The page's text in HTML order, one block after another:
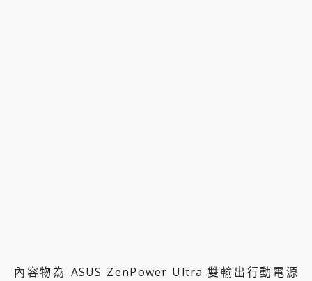
內容物為 ASUS ZenPower Ultra 雙輸出行動電源